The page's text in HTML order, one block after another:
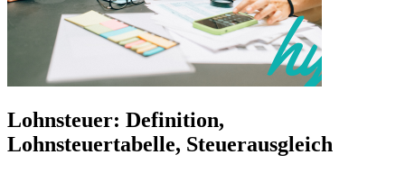
Lohnsteuer: Definition,
Lohnsteuertabelle, Steuerausgleich